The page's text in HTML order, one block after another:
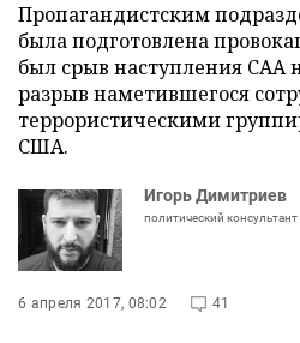
Пропагандистским
была подготовлена
был срыв наступления САА
разрыв наметившегося
террористическими
США.
Игорь Димитриев
политический консультант
6 апреля 2017, 08:02 41